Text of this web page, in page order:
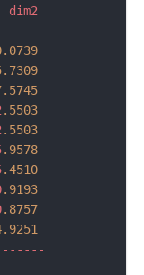
dim2
.5503
.5503
.9578
.4510
.9193
.8757